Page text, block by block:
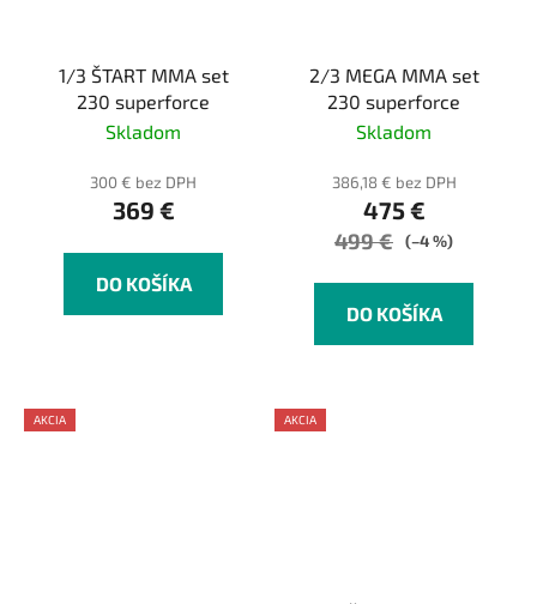
1/3 ŠTART MMA set
230 superforce
Skladom
300 € bez DPH
369 €
DO KOŠÍKA
2/3 MEGA MMA set
230 superforce
Skladom
386,18 € bez DPH
475 €
499 € (–4 %)
DO KOŠÍKA
AKCIA AKCIA